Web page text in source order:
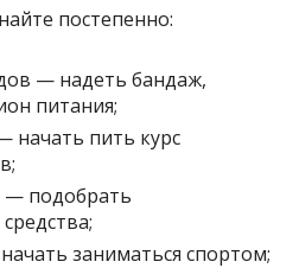
постепенно:
— надеть бандаж,
питания;
начать пить курс
— подобрать
заниматься спортом;